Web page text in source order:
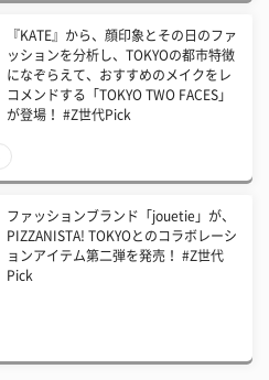
『KATE』から、顔印象とその日のファ
ッションを分析し、TOKYOの都市特徴
になぞらえて、おすすめのメイクをレ
コメンドする「TOKYO TWO FACES」
が登場！ #Z世代Pick
ファッションブランド「jouetie」が、
PIZZANISTA! TOKYOとのコラボレーシ
ョンアイテム第二弾を発売！ #Z世代
Pick